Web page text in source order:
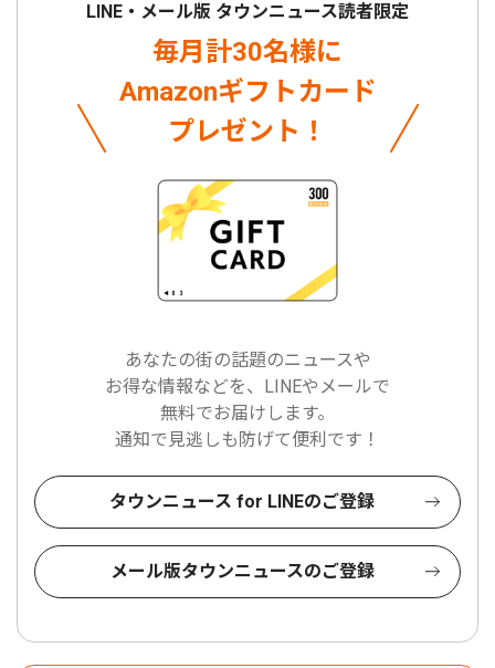
LINE・メール版 タウンニュース読者限定
毎月計30名様に
Amazonギフトカード
プレゼント！
あなたの街の話題のニュースや
お得な情報などを、LINEやメールで
無料でお届けします。
通知で見逃しも防げて便利です！
タウンニュース for LINEのご登録
メール版タウンニュースのご登録